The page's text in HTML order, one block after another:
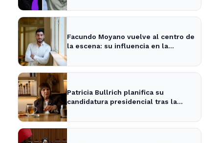
Facundo Moyano vuelve al centro de
la escena: su influencia en la
Patricia Bullrich planifica su
candidatura presidencial tras la